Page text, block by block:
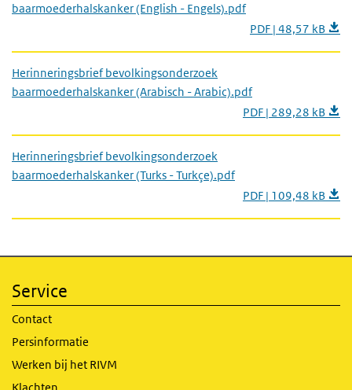
baarmoederhalskanker (English - Engels).pdf
PDF | 48,57 kB
Herinneringsbrief bevolkingsonderzoek
baarmoederhalskanker (Arabisch - Arabic).pdf
PDF | 289,28 kB
Herinneringsbrief bevolkingsonderzoek
baarmoederhalskanker (Turks - Turkçe).pdf
PDF | 109,48 kB
Service
Contact
Persinformatie
Werken bij het RIVM